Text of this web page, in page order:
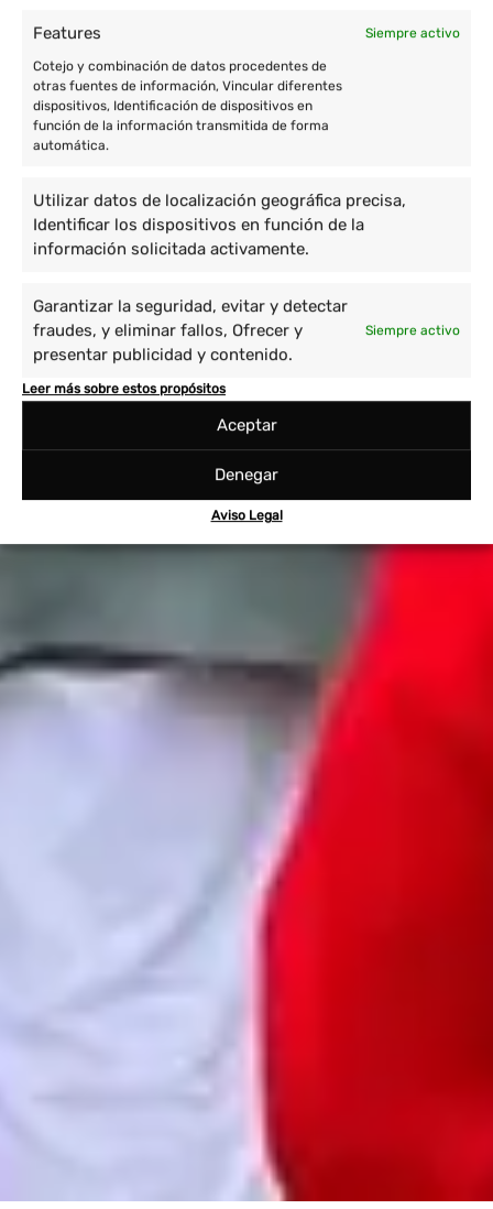
Features Siempre activo
Cotejo y combinación de datos procedentes de
otras fuentes de información, Vincular diferentes
dispositivos, Identificación de dispositivos en
función de la información transmitida de forma
automática.
Utilizar datos de localización geográfica precisa,
Identificar los dispositivos en función de la
información solicitada activamente.
Garantizar la seguridad, evitar y detectar
fraudes, y eliminar fallos, Ofrecer y
presentar publicidad y contenido.
Siempre activo
Leer más sobre estos propósitos
Aceptar
Denegar
Aviso Legal